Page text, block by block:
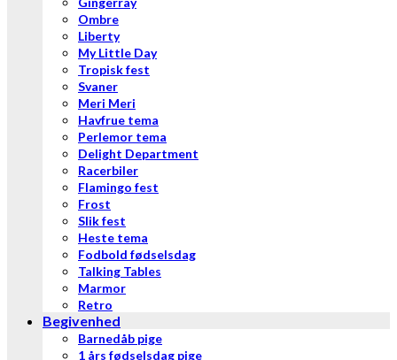
Ombre
Liberty
My Little Day
Tropisk fest
Svaner
Meri Meri
Havfrue tema
Perlemor tema
Delight Department
Racerbiler
Flamingo fest
Frost
Slik fest
Heste tema
Fodbold fødselsdag
Talking Tables
Marmor
Retro
Begivenhed
Barnedåb pige
1 års fødselsdag pige